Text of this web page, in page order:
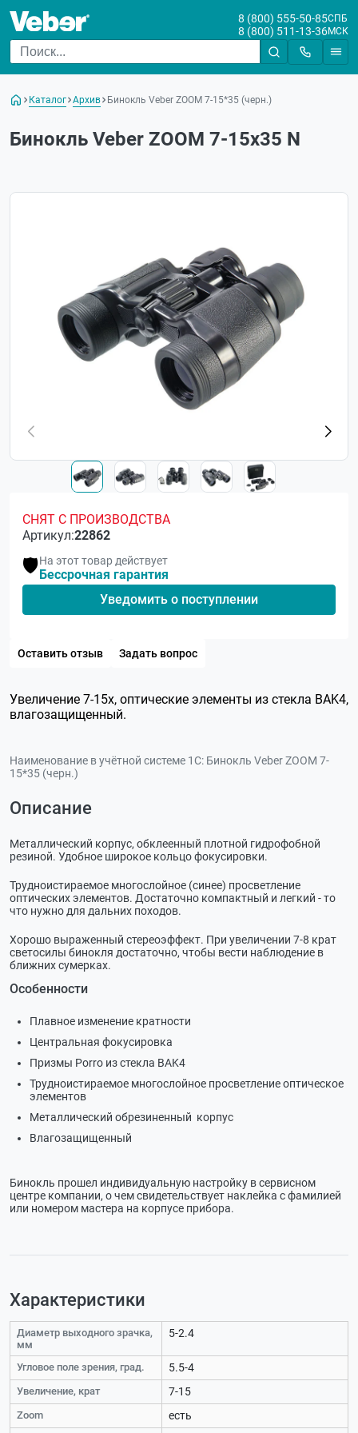
8 (800) 555-50-85СПБ
8 (800) 511-13-36МСК
Каталог Архив Бинокль Veber ZOOM 7-15*35 (черн.)
Бинокль Veber ZOOM 7-15x35 N
СНЯТ С ПРОИЗВОДСТВА
Артикул:22862
🛡️На этот товар действует
Бессрочная гарантия
Уведомить о поступлении
Оставить отзыв Задать вопрос
Увеличение 7-15x, оптические элементы из стекла BAK4,
влагозащищенный.
Наименование в учётной системе 1С: Бинокль Veber ZOOM 7-
15*35 (черн.)
Описание
Металлический корпус, обклеенный плотной гидрофобной
резиной. Удобное широкое кольцо фокусировки.
Трудноистираемое многослойное (синее) просветление
оптических элементов. Достаточно компактный и легкий - то
что нужно для дальних походов.
Хорошо выраженный стереоэффект. При увеличении 7-8 крат
светосилы бинокля достаточно, чтобы вести наблюдение в
ближних сумерках.
Особенности
Плавное изменение кратности
Центральная фокусировка
Призмы Porro из стекла BAK4
Трудноистираемое многослойное просветление оптическое
элементов
Металлический обрезиненный корпус
Влагозащищенный
Бинокль прошел индивидуальную настройку в сервисном
центре компании, о чем свидетельствует наклейка с фамилией
или номером мастера на корпусе прибора.
Характеристики
Диаметр выходного зрачка,
мм
5-2.4
Угловое поле зрения, град. 5.5-4
Увеличение, крат 7-15
Zoom есть